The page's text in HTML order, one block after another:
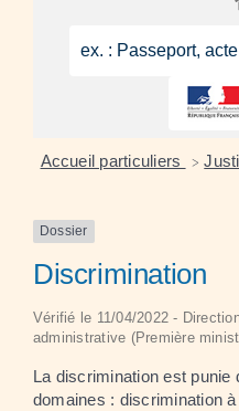
Accueil particuliers >
Dossier
Discrimination
Vérifié le 11/04/2022 -
administrative (Première
La discrimination est punie
domaines : discrimination